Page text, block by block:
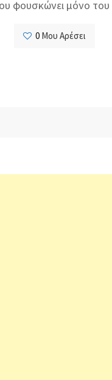
φουσκώνει μόνο του
0Μου Αρέσει